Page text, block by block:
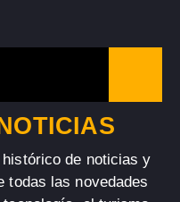
de noticias y
todas las novedades